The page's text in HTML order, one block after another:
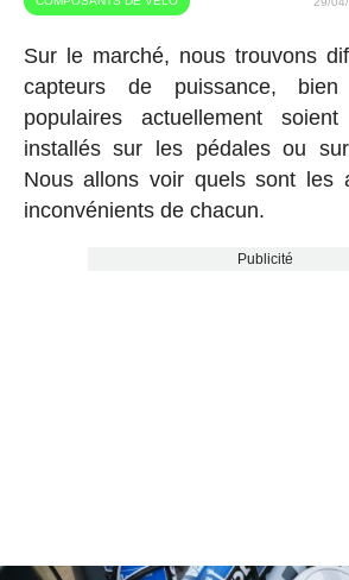
Sur le marché, nous trouvons
capteurs de puissance,
populaires actuellement
installés sur les pédales ou
Nous allons voir quels sont les
inconvénients de chacun.
Publicité